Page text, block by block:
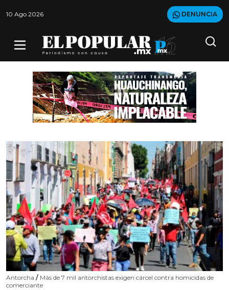
10 Ago 2026 DENUNCIA
Antorcha / Más de 7 mil antorchistas exigen cárcel contra homicidas de
comerciante